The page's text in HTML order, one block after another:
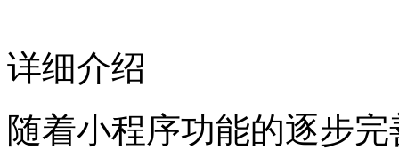
详细介绍
随着小程序功能的逐步